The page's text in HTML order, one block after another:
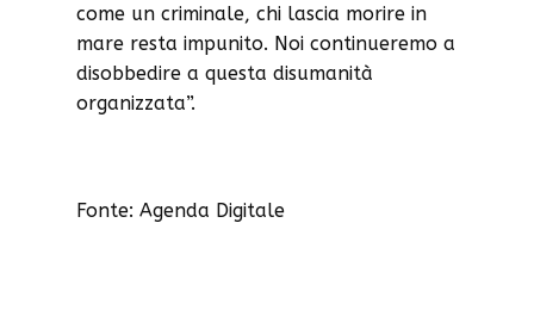
come un criminale, chi lascia morire in
mare resta impunito. Noi continueremo a
disobbedire a questa disumanità
organizzata”.
Fonte: Agenda Digitale